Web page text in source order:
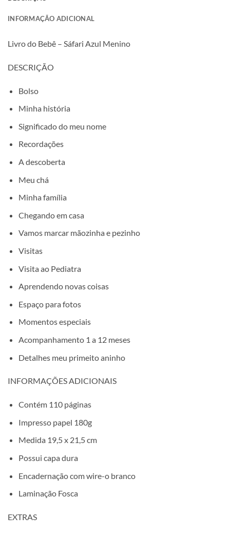
INFORMAÇÃO ADICIONAL
Livro do Bebê – Sáfari Azul Menino
DESCRIÇÃO
Bolso
Minha história
Significado do meu nome
Recordações
A descoberta
Meu chá
Minha família
Chegando em casa
Vamos marcar mãozinha e pezinho
Visitas
Visita ao Pediatra
Aprendendo novas coisas
Espaço para fotos
Momentos especiais
Acompanhamento 1 a 12 meses
Detalhes meu primeito aninho
INFORMAÇÕES ADICIONAIS
Contém 110 páginas
Impresso papel 180g
Medida 19,5 x 21,5 cm
Possui capa dura
Encadernação com wire-o branco
Laminação Fosca
EXTRAS